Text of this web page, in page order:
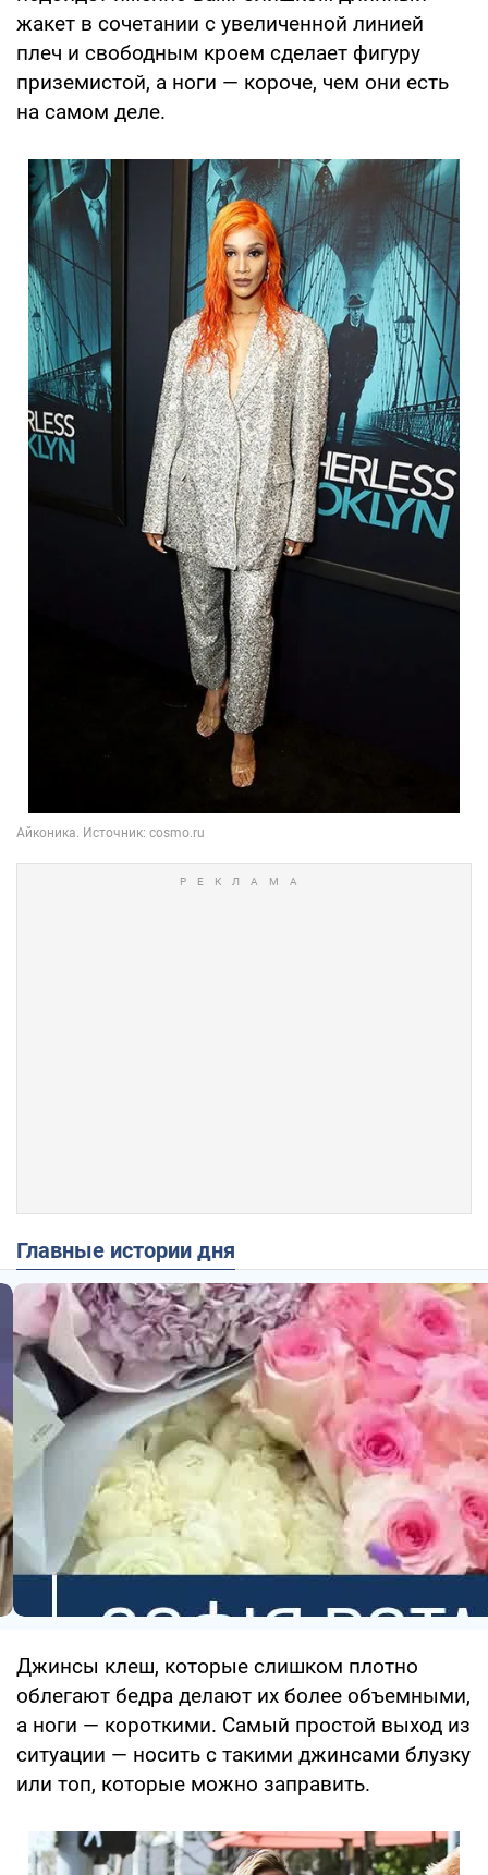
жакет в сочетании с увеличенной линией
плеч и свободным кроем сделает фигуру
приземистой, а ноги — короче, чем они есть
на самом деле.
Главные истории дня
Джинсы клеш, которые слишком плотно
облегают бедра делают их более объемными,
а ноги — короткими. Самый простой выход из
ситуации — носить с такими джинсами блузку
или топ, которые можно заправить.